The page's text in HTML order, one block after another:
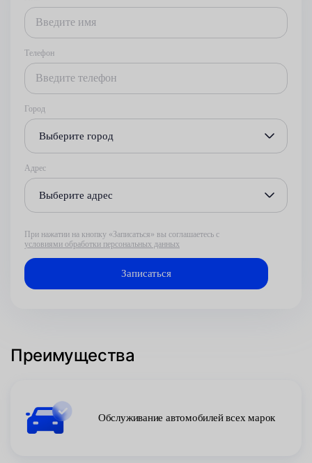
Телефон
Город
Выберите город
Адрес
Выберите адрес
При нажатии на кнопку «Записаться» вы соглашаетесь с
условиями обработки персональных данных
Преимущества
Обслуживание автомобилей всех марок